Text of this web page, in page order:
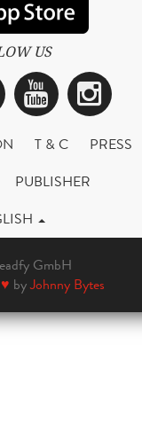
US
T & C
PRESS
PUBLISHER
GmbH
♥ byJohnny Bytes